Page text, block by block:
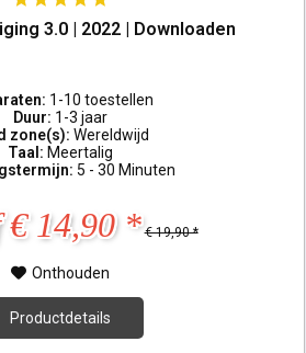
3.0 | 2022 | Downloaden
1-10 toestellen
Duur: 1-3 jaar
zone(s):Wereldwijd
Taal: Meertalig
5 - 30 Minuten
€ 14,90 * € 19,90 *
Onthouden
Productdetails